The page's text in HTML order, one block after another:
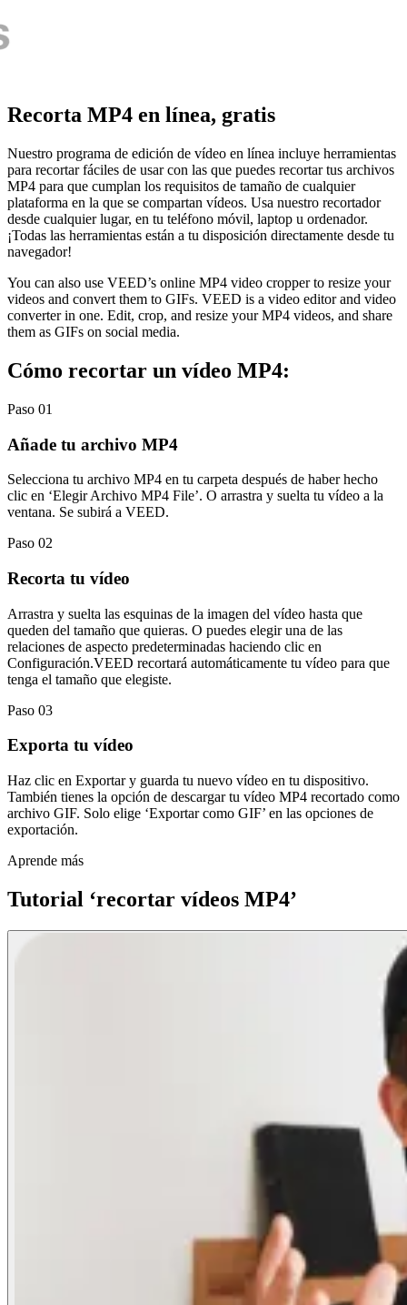
Recorta MP4 en línea, gratis
Nuestro programa de edición de vídeo en línea incluye herramientas
para recortar fáciles de usar con las que puedes recortar tus archivos
MP4 para que cumplan los requisitos de tamaño de cualquier
plataforma en la que se compartan vídeos. Usa nuestro recortador
desde cualquier lugar, en tu teléfono móvil, laptop u ordenador.
¡Todas las herramientas están a tu disposición directamente desde tu
navegador!
You can also use VEED’s online MP4 video cropper to resize your
videos and convert them to GIFs. VEED is a video editor and video
converter in one. Edit, crop, and resize your MP4 videos, and share
them as GIFs on social media.
Cómo recortar un vídeo MP4:
Paso 01
Añade tu archivo MP4
Selecciona tu archivo MP4 en tu carpeta después de haber hecho
clic en ‘Elegir Archivo MP4 File’. O arrastra y suelta tu vídeo a la
ventana. Se subirá a VEED.
Paso 02
Recorta tu vídeo
Arrastra y suelta las esquinas de la imagen del vídeo hasta que
queden del tamaño que quieras. O puedes elegir una de las
relaciones de aspecto predeterminadas haciendo clic en
Configuración.VEED recortará automáticamente tu vídeo para que
tenga el tamaño que elegiste.
Paso 03
Exporta tu vídeo
Haz clic en Exportar y guarda tu nuevo vídeo en tu dispositivo.
También tienes la opción de descargar tu vídeo MP4 recortado como
archivo GIF. Solo elige ‘Exportar como GIF’ en las opciones de
exportación.
Aprende más
Tutorial ‘recortar vídeos MP4’